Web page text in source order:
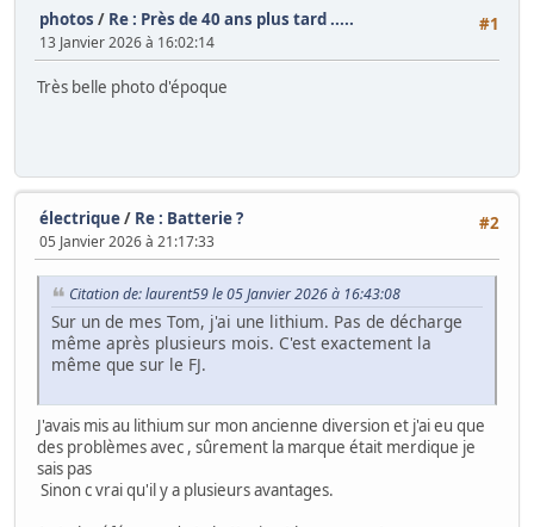
#1
photos / Re : Près de 40 ans plus tard .....
13 Janvier 2026 à 16:02:14
Très belle photo d'époque
#2
électrique/ Re : Batterie ?
05 Janvier 2026 à 21:17:33
Citation de: laurent59 le 05 Janvier 2026 à 16:43:08
Sur un de mes Tom, j'ai une lithium. Pas de décharge
même après plusieurs mois. C'est exactement la
même que sur le FJ.
J'avais mis au lithium sur mon ancienne diversion et j'ai eu que
des problèmes avec , sûrement la marque était merdique je
sais pas
Sinon c vrai qu'il y a plusieurs avantages.